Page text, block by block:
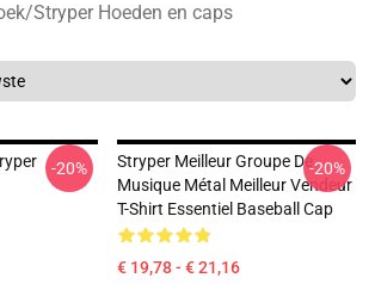
/Stryper Hoeden en caps
-20%
Stryper Meilleur Groupe De
Musique Métal Meilleur Vendeur
T-Shirt Essentiel Baseball Cap
€ 19,78 - € 21,16
-20%